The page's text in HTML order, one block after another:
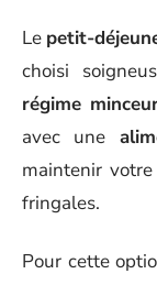
Le petit-
choisi
régime
avec une
maintenir
fringales.
Pour cette